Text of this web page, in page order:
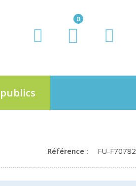
0
Référence : FU-F70782